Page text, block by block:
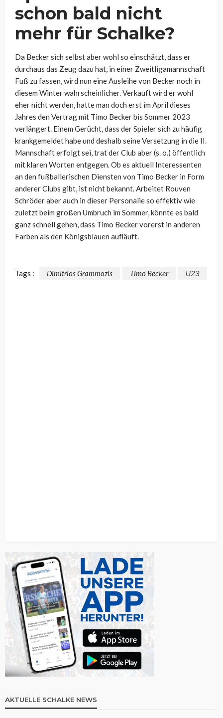
schon bald nicht
mehr für Schalke?
Da Becker sich selbst aber wohl so einschätzt, dass er
durchaus das Zeug dazu hat, in einer Zweitligamannschaft
Fuß zu fassen, wird nun eine Ausleihe von Becker noch in
diesem Winter wahrscheinlicher. Verkauft wird er wohl
eher nicht werden, hatte man doch erst im April dieses
Jahres den Vertrag mit Timo Becker bis Sommer 2023
verlängert. Einem Gerücht, dass der Spieler sich zu häufig
krankgemeldet habe und deshalb seine Versetzung in die II.
Mannschaft erfolgt sei, trat der Club aber (s. o.) öffentlich
mit klaren Worten entgegen. Ob es aktuell Interessenten
an den fußballerischen Diensten von Timo Becker in Form
anderer Clubs gibt, ist nicht bekannt. Arbeitet Rouven
Schröder aber auch in dieser Personalie so effektiv wie
zuletzt beim großen Umbruch im Sommer, könnte es bald
ganz schnell gehen, dass Timo Becker vorerst in anderen
Farben als den Königsblauen aufläuft.
Tags : Dimitrios Grammozis Timo Becker U23
AKTUELLE SCHALKE NEWS